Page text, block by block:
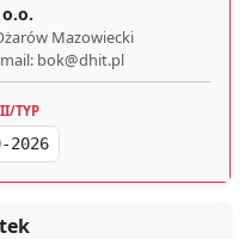
Mazowiecki
bok@dhit.pl
TYP
2026